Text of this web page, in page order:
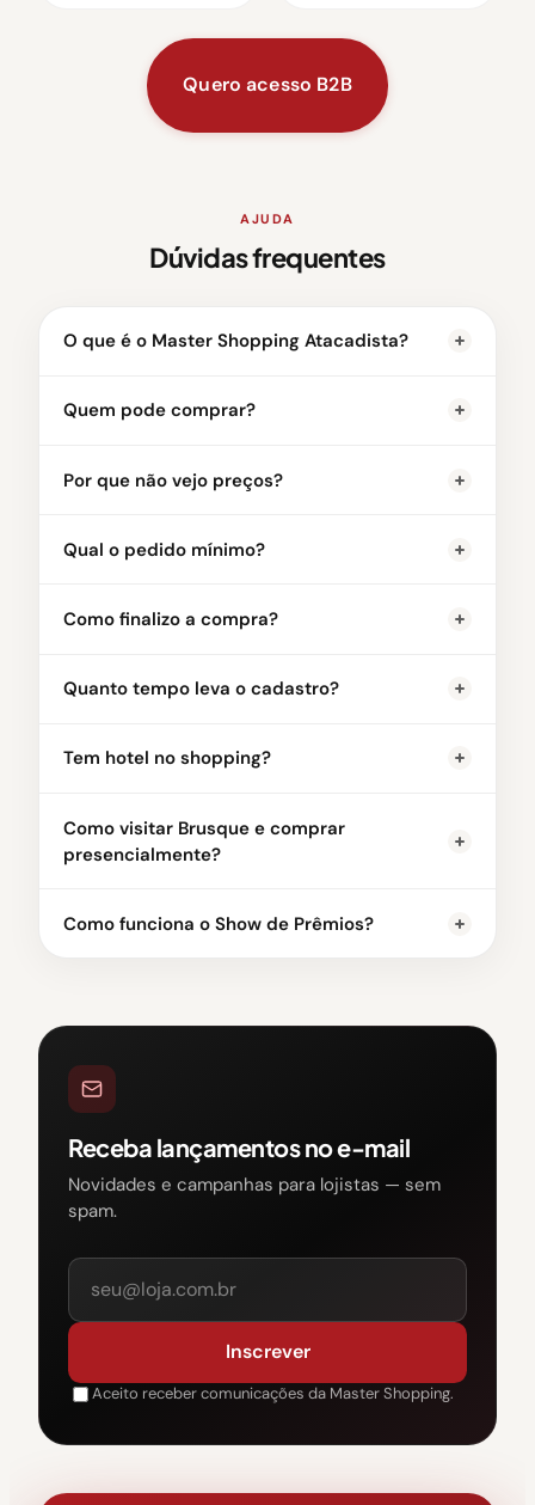
Quero acesso B2B
AJUDA
Dúvidas frequentes
O que é o Master Shopping Atacadista?
Quem pode comprar?
Por que não vejo preços?
Qual o pedido mínimo?
Como finalizo a compra?
Quanto tempo leva o cadastro?
Tem hotel no shopping?
Como visitar Brusque e comprar
presencialmente?
Como funciona o Show de Prêmios?
Receba lançamentos no e-mail
Novidades e campanhas para lojistas — sem
spam.
Inscrever
Aceito receber comunicações da Master Shopping.